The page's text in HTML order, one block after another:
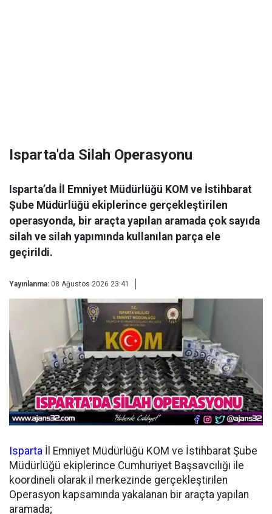
Isparta'da Silah Operasyonu
Isparta’da İl Emniyet Müdürlüğü KOM ve İstihbarat
Şube Müdürlüğü ekiplerince gerçekleştirilen
operasyonda, bir araçta yapılan aramada çok sayıda
silah ve silah yapımında kullanılan parça ele
geçirildi.
Yayınlanma: 08 Ağustos 2026 23:41
Isparta İl Emniyet Müdürlüğü KOM ve İstihbarat Şube
Müdürlüğü ekiplerince Cumhuriyet Başsavcılığı ile
koordineli olarak il merkezinde gerçekleştirilen
Operasyon kapsamında yakalanan bir araçta yapılan
aramada;